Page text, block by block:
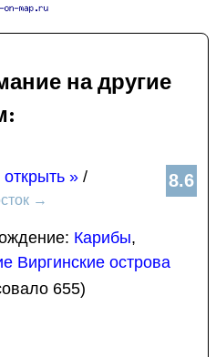
на другие
8.6
открыть » /
→
Карибы,
Виргинские острова
655)